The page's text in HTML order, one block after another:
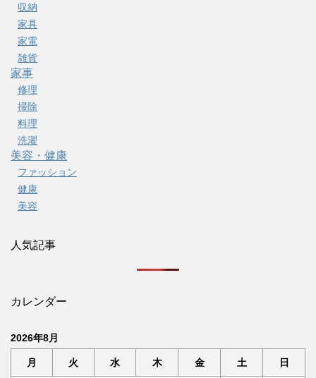
収納
家具
家電
雑貨
家事
修理
掃除
料理
洗濯
美容・健康
ファッション
健康
美容
人気記事
カレンダー
2026年8月
月 火 水 木 金 土 日